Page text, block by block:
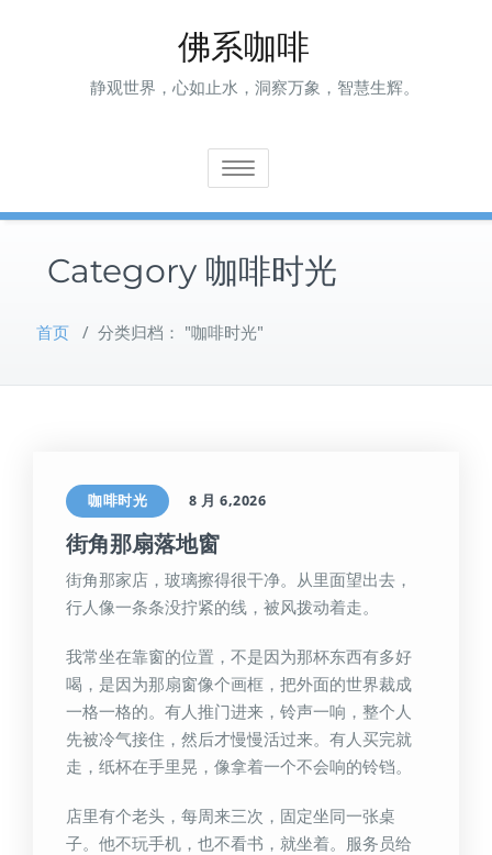
佛系咖啡
静观世界，心如止水，洞察万象，智慧生辉。
Toggle navigation
Category 咖啡时光
首页 / 分类归档： "咖啡时光"
咖啡时光 8 月 6,2026
街角那扇落地窗
街角那家店，玻璃擦得很干净。从里面望出去，
行人像一条条没拧紧的线，被风拨动着走。
我常坐在靠窗的位置，不是因为那杯东西有多好
喝，是因为那扇窗像个画框，把外面的世界裁成
一格一格的。有人推门进来，铃声一响，整个人
先被冷气接住，然后才慢慢活过来。有人买完就
走，纸杯在手里晃，像拿着一个不会响的铃铛。
店里有个老头，每周来三次，固定坐同一张桌
子。他不玩手机，也不看书，就坐着。服务员给